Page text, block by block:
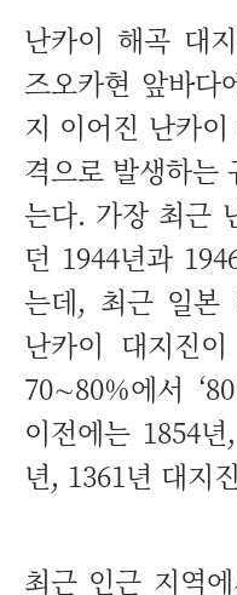
난카이 해곡 대
즈오카현 앞바다
지 이어진 난카
격으로 발생하는
는다. 가장 최근
던 1944년과
는데, 최근 일본
난카이 대지진
70∼80%에서
이전에는 1854
년, 1361년 대지
최근 인근 지역